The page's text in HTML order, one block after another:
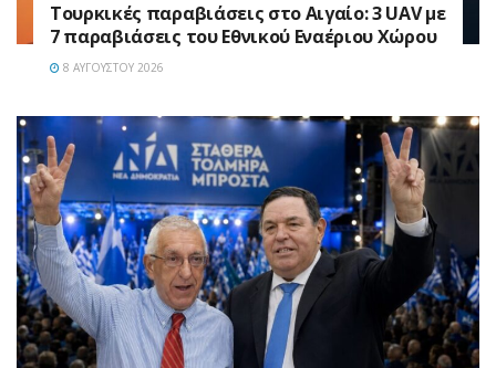
Τουρκικές παραβιάσεις στο Αιγαίο: 3 UAV με
7 παραβιάσεις του Εθνικού Εναέριου Χώρου
8 ΑΥΓΟΎΣΤΟΥ 2026